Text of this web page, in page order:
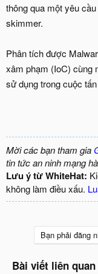
thông qua một yêu
skimmer.
Phân tích được
xâm phạm (IoC) cùng
sử dụng trong cuộc
Mời các bạn tham gia
tin tức an ninh mạng
Lưu ý từ WhiteHat:
không làm điều xấu.
Bạn phải đăng
Bài viết liên quan